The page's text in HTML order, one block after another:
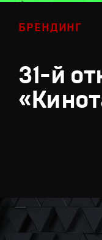
БРЕНДИНГ
31-й